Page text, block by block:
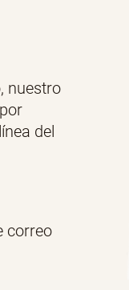
nuestro
del
correo